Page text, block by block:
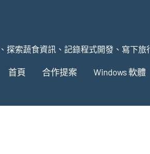
探索蔬食資訊、記錄程式開發、寫下旅
首頁 合作提案 Windows 軟體